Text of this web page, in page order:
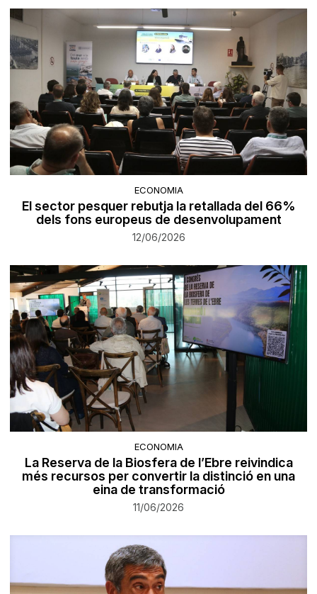
ECONOMIA
El sector pesquer rebutja la retallada del 66%
dels fons europeus de desenvolupament
12/06/2026
ECONOMIA
La Reserva de la Biosfera de l’Ebre reivindica
més recursos per convertir la distinció en una
eina de transformació
11/06/2026